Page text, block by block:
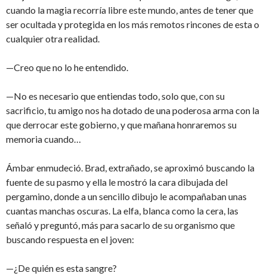
cuando la magia recorría libre este mundo, antes de tener que
ser ocultada y protegida en los más remotos rincones de esta o
cualquier otra realidad.
—Creo que no lo he entendido.
—No es necesario que entiendas todo, solo que, con su
sacrificio, tu amigo nos ha dotado de una poderosa arma con la
que derrocar este gobierno, y que mañana honraremos su
memoria cuando…
Ámbar enmudeció. Brad, extrañado, se aproximó buscando la
fuente de su pasmo y ella le mostró la cara dibujada del
pergamino, donde a un sencillo dibujo le acompañaban unas
cuantas manchas oscuras. La elfa, blanca como la cera, las
señaló y preguntó, más para sacarlo de su organismo que
buscando respuesta en el joven:
—¿De quién es esta sangre?